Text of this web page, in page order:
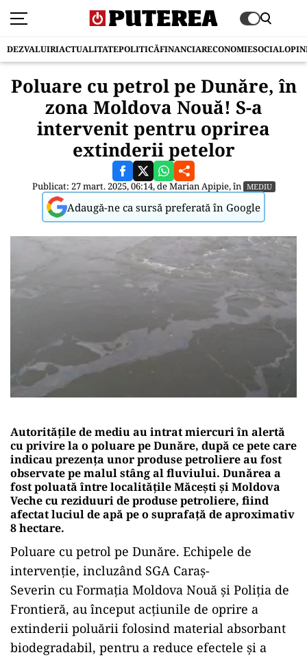
DEZVALUIRIACTUALITATEPOLITICĂFINANCIARECONOMIESOCIAL
Poluare cu petrol pe Dunăre, în
zona Moldova Nouă! S-a
intervenit pentru oprirea
extinderii petelor
Publicat: 27 mart. 2025, 06:14, deMarian Apipie, în MEDIU
Adaugă-ne ca sursă preferată în Google
Autoritățile de mediu au intrat miercuri în alertă
cu privire la o poluare pe Dunăre, după ce pete care
indicau prezența unor produse petroliere au fost
observate pe malul stâng al fluviului. Dunărea a
fost poluată între localităţile Măcești şi Moldova
Veche cu reziduuri de produse petroliere, fiind
afectat luciul de apă pe o suprafață de aproximativ
8 hectare.
Poluare cu petrol pe Dunăre. Echipele de
intervenție, incluzând SGA Caraș-
Severin cu Formația Moldova Nouă și Poliția de
Frontieră, au început acțiunile de oprire a
extinderii poluării folosind material absorbant
biodegradabil, pentru a reduce efectele și a